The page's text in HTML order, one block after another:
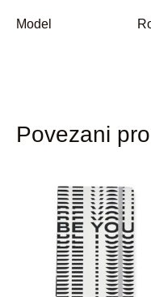
Model
Povezani